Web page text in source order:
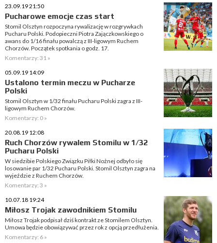
23.09.19 21:50
Pucharowe emocje czas start
Stomil Olsztyn rozpoczyna rywalizację w rozgrywkach
Pucharu Polski. Podopieczni Piotra Zajączkowskiego o
awans do 1/16 finału powalczą z III-ligowym Ruchem
Chorzów. Początek spotkania o godz. 17.
Komentarzy: 31 »
05.09.19 14:09
Ustalono termin meczu w Pucharze
Polski
Stomil Olsztyn w 1/32 finału Pucharu Polski zagra z III-
ligowym Ruchem Chorzów.
Komentarzy: 0 »
20.08.19 12:08
Ruch Chorzów rywalem Stomilu w 1/32
Pucharu Polski
W siedzibie Polskiego Związku Piłki Nożnej odbyło się
losowanie par 1/32 Pucharu Polski. Stomil Olsztyn zagra na
wyjeździe z Ruchem Chorzów.
Komentarzy: 3 »
10.07.18 19:24
Miłosz Trojak zawodnikiem Stomilu
Miłosz Trojak podpisał dziś kontrakt ze Stomilem Olsztyn.
Umowa będzie obowiązywać przez rok z opcją przedłużenia.
Komentarzy: 6 »